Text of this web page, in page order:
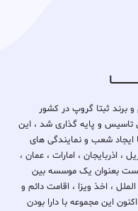
در سال 1381 تحت نام و برند ثبتا گروپ در کشور
تاسیس و پایه گذاری شد ، این
شعب و نمایندگی های
، اذربایجان ، امارات ، عمان ،
بعنوان یک موسسه بین
، اخذ ویزا ، اقامت دائم و
این مجموعه با دارا بودن